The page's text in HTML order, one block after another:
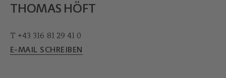
THOMAS HÖFT
T +43 316 81 29 41 0
E-MAIL SCHREIBEN